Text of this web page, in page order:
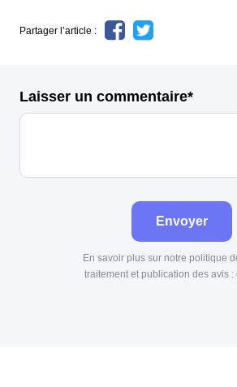
Partager l’article :
Laisser un commentaire*
Envoyer
En savoir plus sur notre politique
traitement et publication des avis :